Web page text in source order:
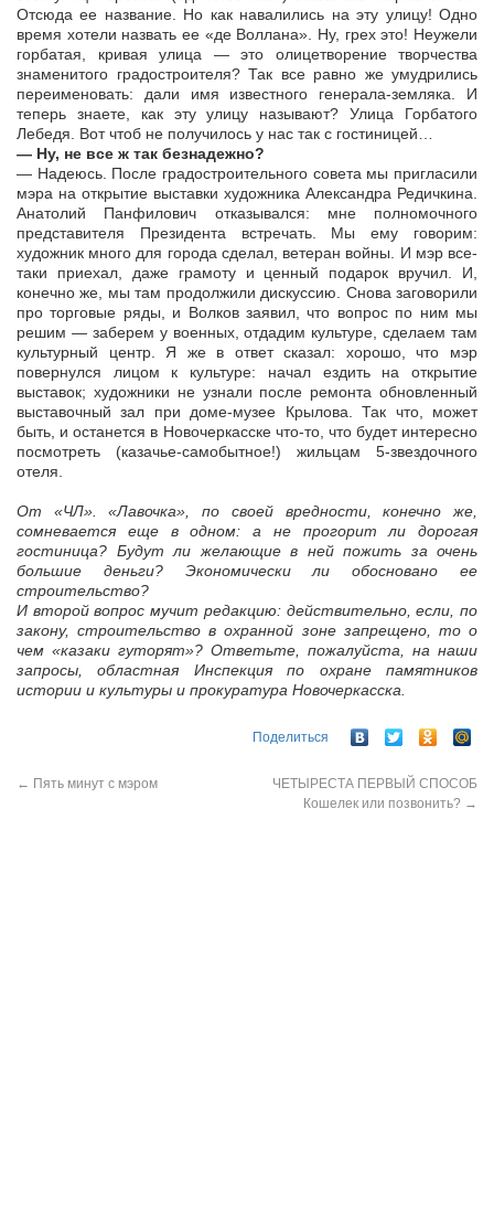
Отсюда ее название. Но как навалились на эту улицу! Одно
время хотели назвать ее «де Воллана». Ну, грех это! Неужели
горбатая, кривая улица — это олицетворение творчества
знаменитого градостроителя? Так все равно же умудрились
переименовать: дали имя известного генерала-земляка. И
теперь знаете, как эту улицу называют? Улица Горбатого
Лебедя. Вот чтоб не получилось у нас так с гостиницей…
— Ну, не все ж так безнадежно?
— Надеюсь. После градостроительного совета мы пригласили
мэра на открытие выставки художника Александра Редичкина.
Анатолий Панфилович отказывался: мне полномочного
представителя Президента встречать. Мы ему говорим:
художник много для города сделал, ветеран войны. И мэр все-
таки приехал, даже грамоту и ценный подарок вручил. И,
конечно же, мы там продолжили дискуссию. Снова заговорили
про торговые ряды, и Волков заявил, что вопрос по ним мы
решим — заберем у военных, отдадим культуре, сделаем там
культурный центр. Я же в ответ сказал: хорошо, что мэр
повернулся лицом к культуре: начал ездить на открытие
выставок; художники не узнали после ремонта обновленный
выставочный зал при доме-музее Крылова. Так что, может
быть, и останется в Новочеркасске что-то, что будет интересно
посмотреть (казачье-самобытное!) жильцам 5-звездочного
отеля.
От «ЧЛ». «Лавочка», по своей вредности, конечно же,
сомневается еще в одном: а не прогорит ли дорогая
гостиница? Будут ли желающие в ней пожить за очень
большие деньги? Экономически ли обосновано ее
строительство?
И второй вопрос мучит редакцию: действительно, если, по
закону, строительство в охранной зоне запрещено, то о
чем «казаки гуторят»? Ответьте, пожалуйста, на наши
запросы, областная Инспекция по охране памятников
истории и культуры и прокуратура Новочеркасска.
Поделиться
← Пять минут с мэром
ЧЕТЫРЕСТА ПЕРВЫЙ СПОСОБ
Кошелек или позвонить? →